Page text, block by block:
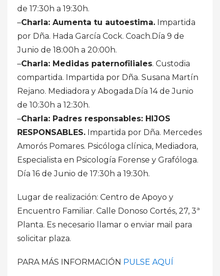
de 17:30h a 19:30h.
–Charla: Aumenta tu autoestima. Impartida
por Dña. Hada García Cock. Coach.Día 9 de
Junio de 18:00h a 20:00h.
–Charla: Medidas paternofiliales. Custodia
compartida. Impartida por Dña. Susana Martín
Rejano. Mediadora y Abogada.Día 14 de Junio
de 10:30h a 12:30h.
–Charla: Padres responsables: HIJOS
RESPONSABLES. Impartida por Dña. Mercedes
Amorós Pomares. Psicóloga clínica, Mediadora,
Especialista en Psicología Forense y Grafóloga.
Día 16 de Junio de 17:30h a 19:30h.
Lugar de realización: Centro de Apoyo y
Encuentro Familiar. Calle Donoso Cortés, 27, 3ª
Planta. Es necesario llamar o enviar mail para
solicitar plaza.
PARA MÁS INFORMACIÓN PULSE AQUÍ